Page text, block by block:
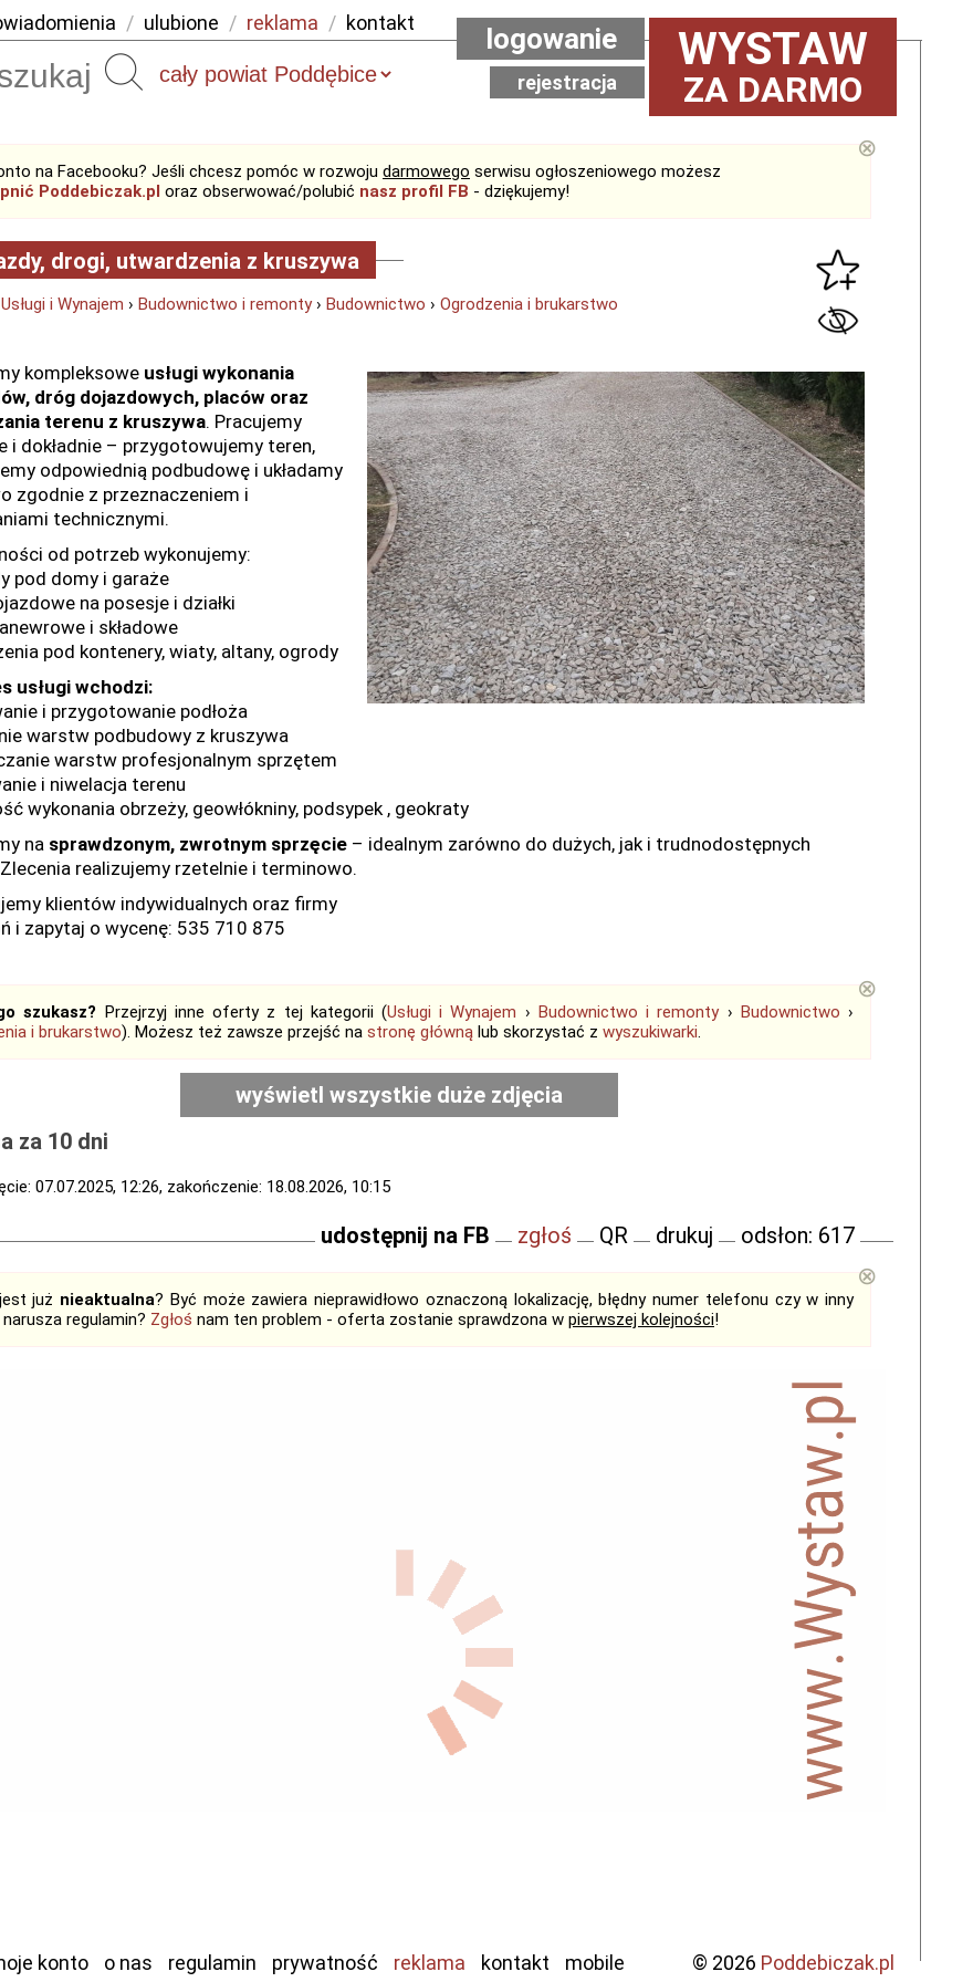
/ ulubione / reklama / kontakt
Szukaj WYSTAW
ZA DARMO
logowanie
rejestracja
na Facebooku? Jeśli chcesz pomóc w rozwoju darmowego serwisu ogłoszeniowego możesz
Poddebiczak.pl oraz obserwować/polubić nasz profil FB - dziękujemy!
⊗
drogi, utwardzenia z kruszywa
Usługi i Wynajem › Budownictwo i remonty› Budownictwo › Ogrodzenia i brukarstwo
kompleksowe usługi wykonania
dróg dojazdowych, placów oraz
terenu z kruszywa. Pracujemy
i dokładnie – przygotowujemy teren,
odpowiednią podbudowę i układamy
zgodnie z przeznaczeniem i
technicznymi.
od potrzeb wykonujemy:
pod domy i garaże
na posesje i działki
i składowe
pod kontenery, wiaty, altany, ogrody
usługi wchodzi:
i przygotowanie podłoża
warstw podbudowy z kruszywa
warstw profesjonalnym sprzętem
i niwelacja terenu
wykonania obrzeży, geowłókniny, podsypek , geokraty
na sprawdzonym, zwrotnym sprzęcie – idealnym zarówno do dużych, jak i trudnodostępnych
Zlecenia realizujemy rzetelnie i terminowo.
klientów indywidualnych oraz firmy
i zapytaj o wycenę: 535 710 875
szukasz? Przejrzyj inne oferty z tej kategorii (Usługi i Wynajem › Budownictwo i remonty› Budownictwo ›
i brukarstwo). Możesz też zawsze przejść na stronę główną lub skorzystać z wyszukiwarki.
⊗
wyświetl wszystkie duże zdjęcia
za 10 dni
07.07.2025, 12:26, zakończenie: 18.08.2026, 10:15
udostępnij na FB zgłoś QR drukuj odsłon: 617
już nieaktualna? Być może zawiera nieprawidłowo oznaczoną lokalizację, błędny numer telefonu czy w inny
regulamin? Zgłoś nam ten problem - oferta zostanie sprawdzona w pierwszej kolejności!
⊗
konto o nas regulamin prywatność reklama kontakt mobile © 2026 Poddebiczak.pl